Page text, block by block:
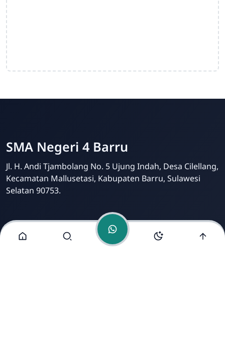
SMA Negeri 4 Barru
Jl. H. Andi Tjambolang No. 5 Ujung Indah, Desa Cilellang,
Kecamatan Mallusetasi, Kabupaten Barru, Sulawesi
Selatan 90753.
Menu Lainnya